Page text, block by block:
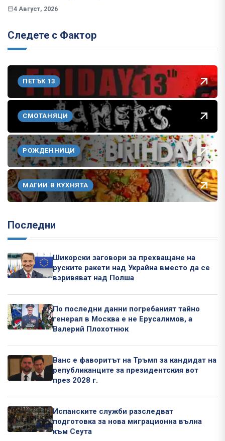
4 Август, 2026
Следете с Фактор
ПЕТЪК 13
СМОТАНЯЦИ
РОЖДЕННИЦИ
МАГИИ В КУХНЯТА
Последни
Шикорски заговори за прехващане на
руските ракети над Украйна вместо да се
взривяват над Полша
По последни данни погребаният тайно
генерал в Москва е не Ерусалимов, а
Валерий Плохотнюк
Ванс е фаворитът на Тръмп за кандидат на
републиканците за президентския вот
през 2028 г.
Испанските служби разследват
подготовка за нова миграционна вълна
към Сеута